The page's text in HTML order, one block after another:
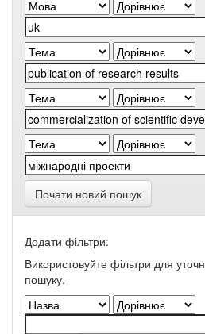
Почати новий пошук
Додати фільтри:
Використовуйте фільтри для
пошуку.